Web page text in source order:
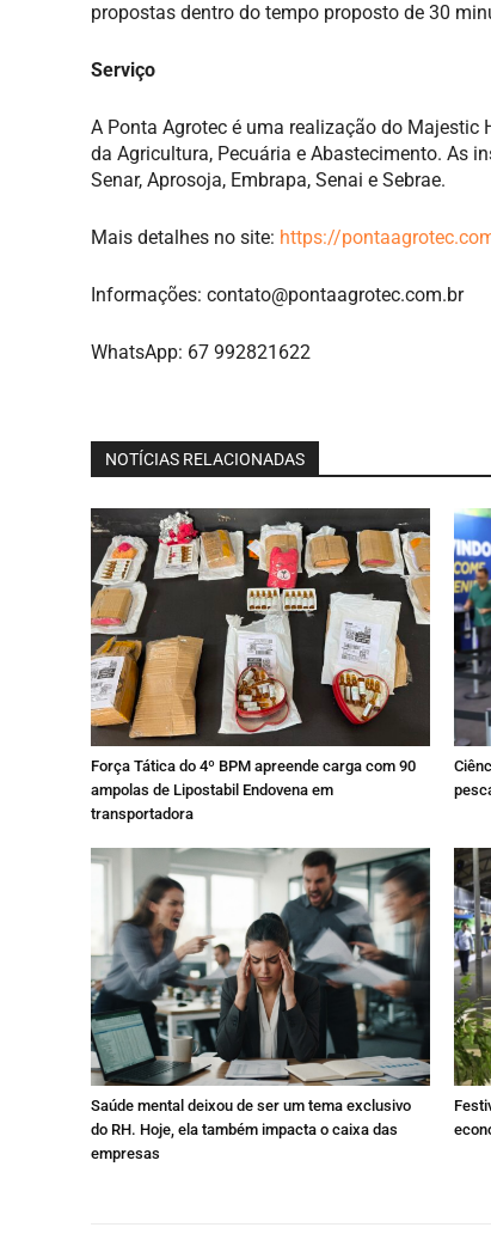
propostas dentro do tempo proposto de 30
Serviço
A Ponta Agrotec é uma realização do Majestic
da Agricultura, Pecuária e Abastecimento. As
Senar, Aprosoja, Embrapa, Senai e Sebrae.
Mais detalhes no site: https://
Informações: contato@pontaagrotec.com.br
WhatsApp: 67 992821622
NOTÍCIAS RELACIONADAS
Força Tática do 4º BPM apreende carga com 90
ampolas de Lipostabil Endovena em
transportadora
Saúde mental deixou de ser um tema exclusivo
do RH. Hoje, ela também impacta o caixa das
empresas